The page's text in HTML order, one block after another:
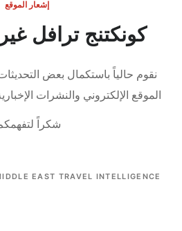
إشعار الموقع
كونكتنج ترافل
نقوم حالياً باستكمال بعض التحديثات
الموقع الإلكتروني والنشرات
شكراً
EAST TRAVEL INTELLIGENCE